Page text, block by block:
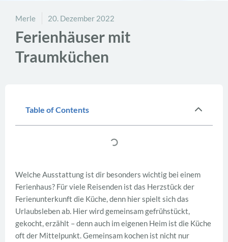
Merle 20. Dezember 2022
Ferienhäuser mit
Traumküchen
Table of Contents
Welche Ausstattung ist dir besonders wichtig bei einem
Ferienhaus? Für viele Reisenden ist das Herzstück der
Ferienunterkunft die Küche, denn hier spielt sich das
Urlaubsleben ab. Hier wird gemeinsam gefrühstückt,
gekocht, erzählt – denn auch im eigenen Heim ist die Küche
oft der Mittelpunkt. Gemeinsam kochen ist nicht nur